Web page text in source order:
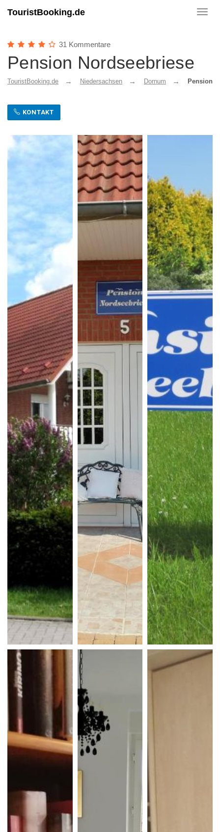
TouristBooking.de
31 Kommentare
Pension Nordseebriese
TouristBooking.de Niedersachsen Dornum Pension
KONTAKT